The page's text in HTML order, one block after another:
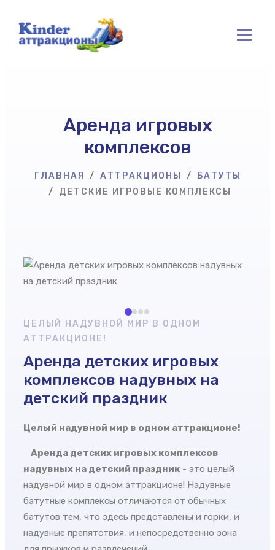
Аренда игровых
комплексов
ГЛАВНАЯ АТТРАКЦИОНЫ
БАТУТЫ
ДЕТСКИЕ ИГРОВЫЕ КОМПЛЕКСЫ
ЦЕЛЫЙ НАДУВНОЙ МИР В ОДНОМ
АТТРАКЦИОНЕ!
Аренда детских игровых
комплексов надувных на
детский праздник
Целый надувной мир в одном аттракционе!
Аренда детских игровых комплексов
надувных на детский праздник - это целый
надувной мир в одном аттракционе! Надувные
батутные комплексы отличаются от обычных
батутов тем, что здесь представлены и горки, и
надувные препятствия, и непосредственно зона